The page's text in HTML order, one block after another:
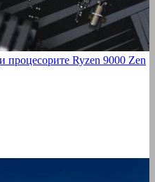
процесорите Ryzen 9000 Zen